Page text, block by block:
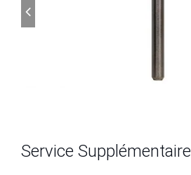
Service Supplémentaire